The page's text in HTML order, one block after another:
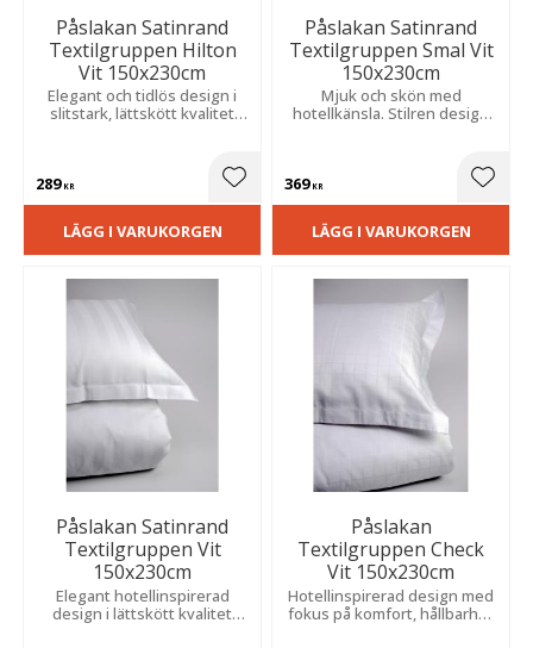
Påslakan Satinrand
Textilgruppen Hilton
Vit 150x230cm
Elegant och tidlös design i
slitstark, lättskött kvalitet
289KR Lägg till i favoriter
LÄGG I VARUKORGEN
Påslakan Satinrand
Textilgruppen Smal Vit
150x230cm
Mjuk och skön med
hotellkänsla. Stilren design
369KR
LÄGG I VARUKORGEN
Påslakan Satinrand
Textilgruppen Vit
150x230cm
Elegant hotellinspirerad
design i lättskött kvalitet
Påslakan
Textilgruppen Check
Vit 150x230cm
Hotellinspirerad design med
fokus på komfort, hållbarhet